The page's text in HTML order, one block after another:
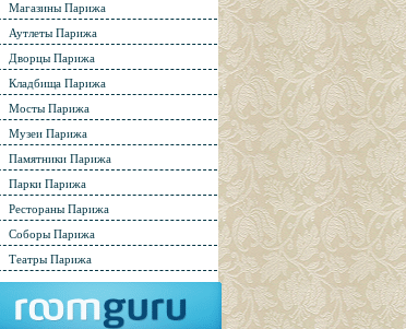
Магазины Парижа
Аутлеты Парижа
Дворцы Парижа
Кладбища Парижа
Мосты Парижа
Музеи Парижа
Памятники Парижа
Парки Парижа
Рестораны Парижа
Соборы Парижа
Театры Парижа